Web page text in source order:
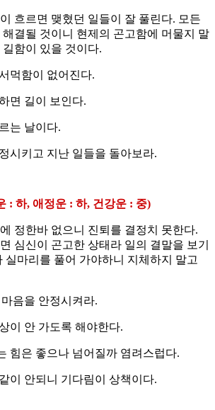
흐르면 맺혔던 일들이 잘 풀린다. 모든
결될 것이니 현제의 곤고함에 머물지 말
함이 있을 것이다.
먹함이 없어진다.
면 길이 보인다.
는 날이다.
시키고 지난 일들을 돌아보라.
: 하, 애정운 : 하, 건강운 : 중)
정한바 없으니 진퇴를 결정치 못한다.
심신이 곤고한 상태라 일의 결말을 보기
실마리를 풀어 가야하니 지체하지 말고
음을 안정시켜라.
이 안 가도록 해야한다.
힘은 좋으나 넘어질까 염려스럽다.
이 안되니 기다림이 상책이다.